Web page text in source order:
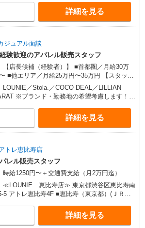
円まで交通費支給 ※試用期間（2〜3ヶ月）も
手当／資格手当／店舗職
当／住宅手当（実家外かつ賃貸の場合のみ別
種類はエリアにより異なります。詳細は面接
お尋ねください。
詳細を見る
ジュアル面談
験歓迎のアパレル販売スタッフ
【店長候補（経験者）】 ■首都圏／月給30万
■他エリア／月給25万円〜35万円 【スタッ
■首都圏／月給24万3,800円〜40万円 ■大阪／
23万3,500円〜35万円 ■京都、兵庫、愛知、岐
、福岡／月給22万7,800円〜35万円 ■他エリア／
万2,100円〜35万円 固定残業手当含む（1ヶ
たり20時間）※超過時は追加支給 首都圏エリ
30,800円 大阪：29,500円 京都、兵庫、愛知、
LOUNIE／Stola.／COCO DEAL／LILLIAN
※ブランド・勤務地の希望考慮します！※
、宮城（仙台）、愛知、岐阜、大阪、兵庫、京
和歌山、岡山、広島、愛媛、福岡、長崎、宮
熊本などの各店舗で募集しています。
詳細を見る
トレ恵比寿店
レル販売スタッフ
時給1250円〜＋交通費支給（月2万円迄）
≪LOUNIE 恵比寿店≫ 東京都渋谷区恵比寿南
5 アトレ恵比寿4F ■恵比寿（東京都）(ＪＲ埼
ライン)東口(約1分) ■恵比寿（東京都）(ＪＲ山
)東口(約1分)
詳細を見る